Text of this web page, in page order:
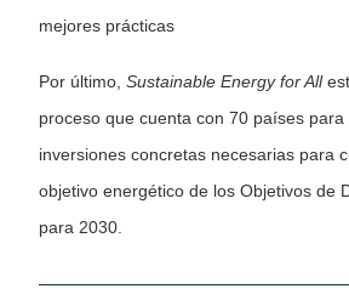
mejores prácticas
Por último, Sustainable Energy for All
proceso que cuenta con 70 países para
inversiones concretas necesarias para
objetivo energético de los Objetivos de
para 2030.